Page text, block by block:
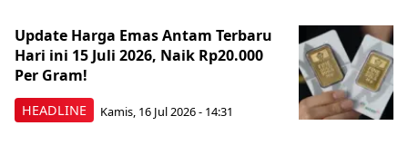
HEADLINE
Update Harga Emas Antam Terbaru
Hari ini 15 Juli 2026, Naik Rp20.000
Per Gram!
Kamis, 16 Jul 2026 - 14:31